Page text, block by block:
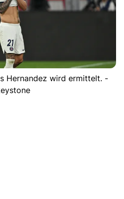
Hernandez wird ermittelt. -